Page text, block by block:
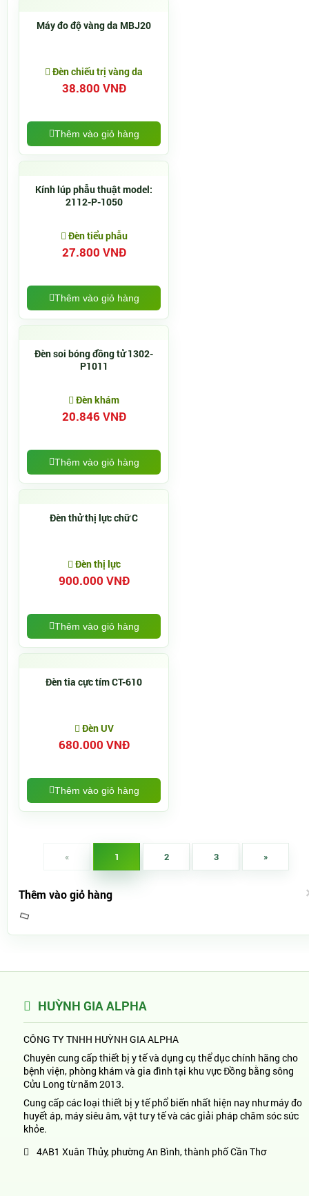
Máy đo độ vàng da MBJ20
Đèn chiếu trị vàng da
38.800 VNĐ
Thêm vào giỏ hàng
Kính lúp phẫu thuật model:
2112-P-1050
Đèn tiểu phẫu
27.800 VNĐ
Thêm vào giỏ hàng
Đèn soi bóng đồng tử 1302-
P1011
Đèn khám
20.846 VNĐ
Thêm vào giỏ hàng
Đèn thử thị lực chữ C
Đèn thị lực
900.000 VNĐ
Thêm vào giỏ hàng
Đèn tia cực tím CT-610
Đèn UV
680.000 VNĐ
Thêm vào giỏ hàng
« 1 2 3 »
Thêm vào giỏ hàng
HUỲNH GIA ALPHA
CÔNG TY TNHH HUỲNH GIA ALPHA
Chuyên cung cấp thiết bị y tế và dụng cụ thể dục chính hãng cho
bệnh viện, phòng khám và gia đình tại khu vực Đồng bằng sông
Cửu Long từ năm 2013.
Cung cấp các loại thiết bị y tế phổ biến nhất hiện nay như máy đo
huyết áp, máy siêu âm, vật tư y tế và các giải pháp chăm sóc sức
khỏe.
4AB1 Xuân Thủy, phường An Bình, thành phố Cần Thơ